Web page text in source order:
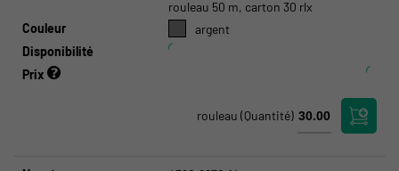
rouleau 50 m, carton 30 rlx
Couleur
argent
Disponibilité
Prix
rouleau (Quantité)